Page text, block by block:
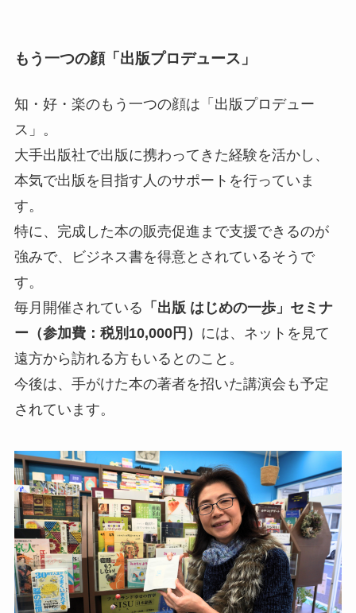
もう一つの顔「出版プロデュース」
知・好・楽のもう一つの顔は「出版プロデュー
ス」。
大手出版社で出版に携わってきた経験を活かし、
本気で出版を目指す人のサポートを行っていま
す。
特に、完成した本の販売促進まで支援できるのが
強みで、ビジネス書を得意とされているそうで
す。
毎月開催されている 「出版 はじめの一歩」セミナ
ー（参加費：税別10,000円） には、ネットを見て
遠方から訪れる方もいるとのこと。
今後は、手がけた本の著者を招いた講演会も予定
されています。